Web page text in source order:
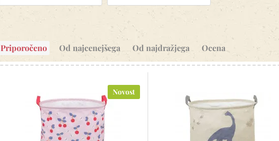
Priporočeno Od najcenejšega Od najdražjega Ocena
Novost